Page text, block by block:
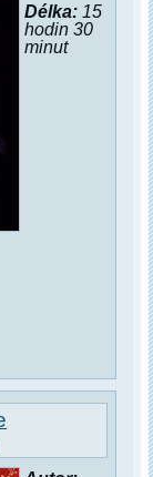
Délka:15
hodin 30
minut